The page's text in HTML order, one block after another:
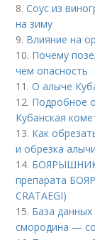
8.Соус из
на зиму
9. Влияние на
10. Почему
чем опасность
11.О алыче
12. Подробное
Кубанская
13. Как
и обрезка алычи
14. БОЯРЫШНИК,
препарата
CRATAEGI)
15. База
смородина —